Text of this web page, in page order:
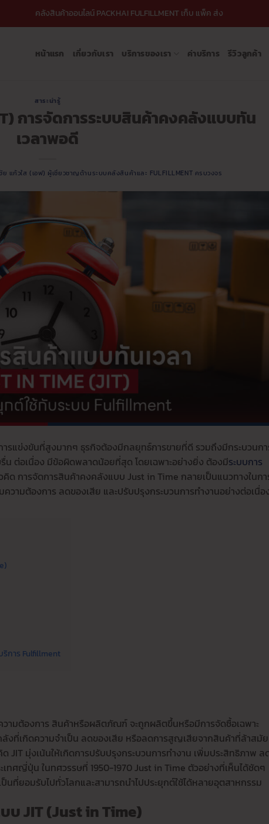
คลังสินค้าออนไลน์ PACKHAI FULFILLMENT เก็บ แพ็ค ส่ง
หน้าแรก เกี่ยวกับเรา บริการของเรา ค่าบริการ รีวิวลูกค้า
สาระน่ารู้
การจัดการระบบสินค้าคงคลังแบบทัน
เวลาพอดี
ย แก้วใส (เอฟ) ผู้เชี่ยวชาญด้านระบบคลังสินค้าและ FULFILLMENT ครบวงจร
รแข่งขันที่สูงมากๆ ธุรกิจต้องมีกลยุทธ์การขายที่ดี รวมถึงมีกระบวนก
น ต่อเนื่อง มีข้อผิดพลาดน้อยที่สุด โดยเฉพาะอย่างยิ่ง ต้องมีระบบการ
คิด การจัดการสินค้าคงคลังแบบ Just in Time กลายเป็นแนวทางในกา
วามต้องการ ลดของเสีย และปรับปรุงกระบวนการทำงานอย่างต่อเนื่อ
ริการ Fulfillment
ามต้องการ สินค้าหรือผลิตภัณฑ์ จะถูกผลิตขึ้นหรือมีการจัดซื้อเฉพาะ
งที่เกิดความจำเป็น ลดของเสีย หรือลดการสูญเสียจากสินค้าที่ล้าสมัย
JIT มุ่งเน้นให้เกิดการปรับปรุงกระบวนการทำงาน เพิ่มประสิทธิภาพ ล
ทศญี่ปุ่น ในทศวรรษที่ 1950-1970 Just in Time ตัวอย่างที่เห็นได้ชัดๆ
นที่ยอมรับไปทั่วโลกและสามารถนำไปประยุกต์ใช้ได้หลายอุตสาหกรรม
JIT (Just in Time)